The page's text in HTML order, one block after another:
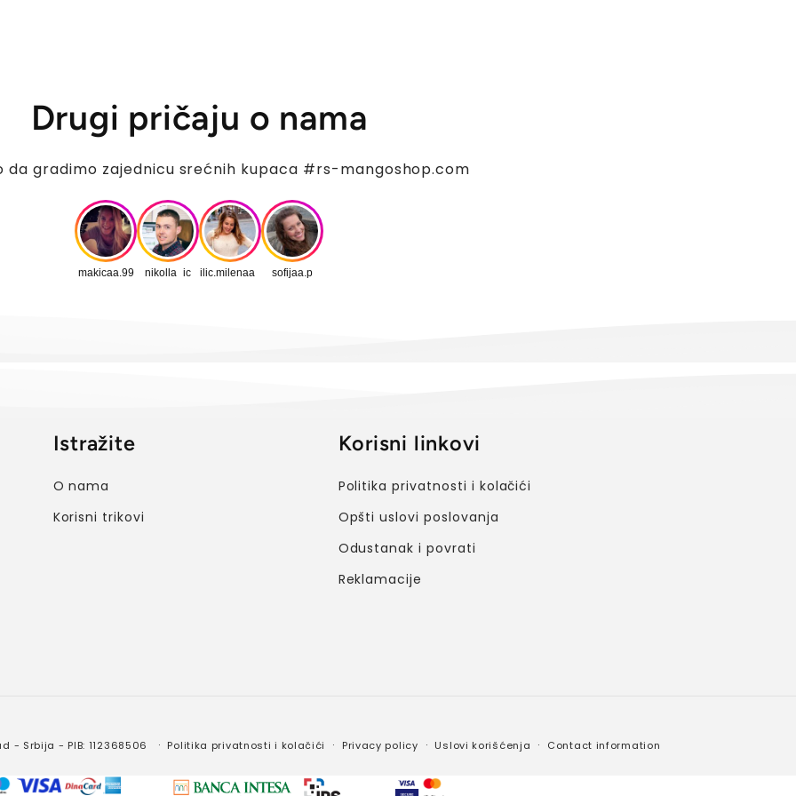
Drugi pričaju o nama
da gradimo zajednicu srećnih kupaca #rs-mangoshop.com
makicaa.99 nikolla_ic ilic.milenaa_ sofijaa.p
Istražite
O nama
Korisni trikovi
Korisni linkovi
Politika privatnosti i kolačići
Opšti uslovi poslovanja
Odustanak i povrati
Reklamacije
- Srbija - PIB: 112368506 Politika privatnosti i kolačići Privacy policy Uslovi korišćenja Contact information